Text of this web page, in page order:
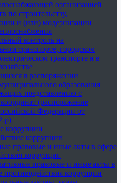
организацией
по строительству,
и (или) модернизации
контроль на
транспорте, городском
транспорте и в
в распоряжении
образования
представлению с
(распоряжение
Федерации от
р)
коррупции
коррупции
правовые и иные акты в сфере
коррупции
правовые и иные акты в
противодействия коррупции